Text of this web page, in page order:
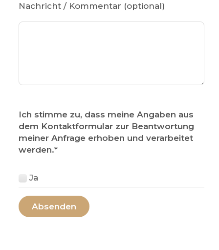
Nachricht / Kommentar (optional)
Ich stimme zu, dass meine Angaben aus
dem Kontaktformular zur Beantwortung
meiner Anfrage erhoben und verarbeitet
werden.*
Ja